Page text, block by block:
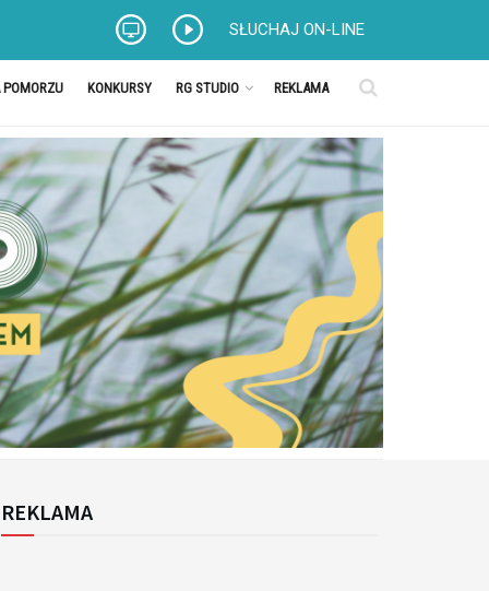
SŁUCHAJ ON-LINE
KONKURSY RG STUDIO REKLAMA
REKLAMA